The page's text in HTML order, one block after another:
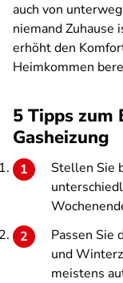
auch von
niemand Zuhause
erhöht den
Heimkommen
5 Tipps zum
Gasheizung
Stellen Sie
Passen Sie
und
meistens